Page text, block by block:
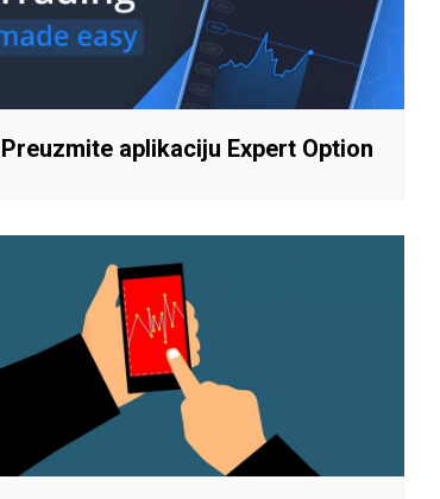
Preuzmite aplikaciju Expert Option